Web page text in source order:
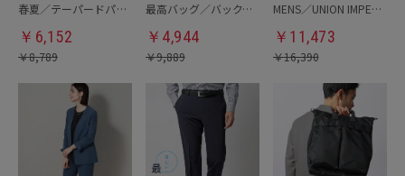
春夏／テーパードパンツ
￥ 6,152
￥8,789
最高バッグ／バックパック
￥ 4,944
￥9,889
MENS／UNION IMPERIAL監修／コインローファー
￥ 11,473
￥16,390